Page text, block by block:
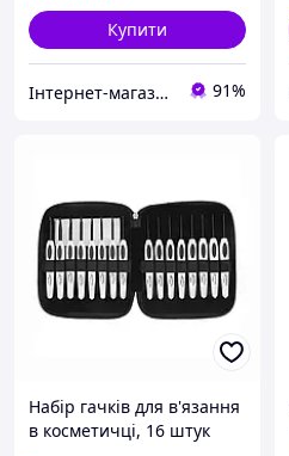
Купити
Інтернет-магазин Allegoriya 91%
Набір гачків для в'язання
в косметичці, 16 штук